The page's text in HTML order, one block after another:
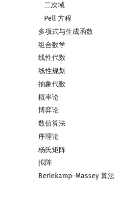
二次域
Pell 方程
多项式与生成函数
多项式与生成函数简介
代数基本定理
快速傅里叶变换
快速数论变换
快速沃尔什变换
Chirp Z 变换
多项式牛顿迭代
多项式多点求值|快速插值
多项式初等函数
常系数齐次线性递推
多项式平移|连续点值平移
组合数学
排列组合
抽屉原理
容斥原理
斐波那契数列
错位排列
卡特兰数
斯特林数
贝尔数
伯努利数
Entringer Number
线性代数
线性代数简介
向量
内积和外积
矩阵
初等变换
行列式
线性空间
线性基
线性映射
线性规划
线性规划基础
单纯形法
抽象代数
基本概念
群论
环论
域论
Schreier–Sims 算法
概率论
基本概念
条件概率与独立性
随机变量
随机变量的数字特征
概率不等式
博弈论
博弈论简介
公平组合游戏
零和游戏
非公平组合游戏
数值算法
插值
数值积分
高斯消元
牛顿迭代法
序理论
杨氏矩阵
拟阵
Berlekamp–Massey 算法